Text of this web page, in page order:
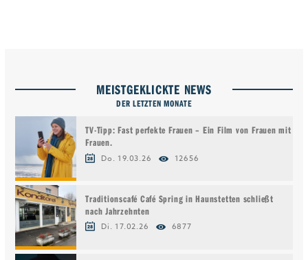
MEISTGEKLICKTE NEWS
DER LETZTEN MONATE
TV-Tipp: Fast perfekte Frauen – Ein Film von Frauen mit
Frauen.
Do. 19.03.26 12656
Traditionscafé Café Spring in Haunstetten schließt
nach Jahrzehnten
Di. 17.02.26 6877